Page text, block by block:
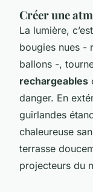
Créer une
La lumière,
bougies nues -
ballons -,
rechargeables
danger. En
guirlandes
chaleureuse
terrasse
projecteurs du